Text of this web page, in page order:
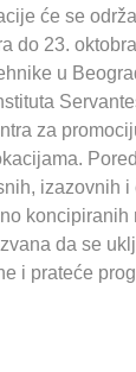
će se
do 23.
u
za
izazovnih i
koncipiranih
da se
i prateće